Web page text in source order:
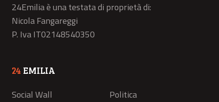
24Emilia è una testata di proprietà di:
Nicola Fangareggi
P. Iva IT02148540350
24 EMILIA
Social Wall
Politica